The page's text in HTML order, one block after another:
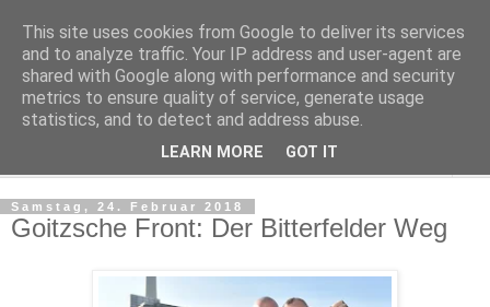
Kludge
Private Notizen aus Halle an der Saale
Samstag, 24. Februar 2018
Goitzsche Front: Der Bitterfelder Weg
This site uses cookies from Google to deliver its services
and to analyze traffic. Your IP address and user-agent are
shared with Google along with performance and security
metrics to ensure quality of service, generate usage
statistics, and to detect and address abuse.
LEARN MORE GOT IT